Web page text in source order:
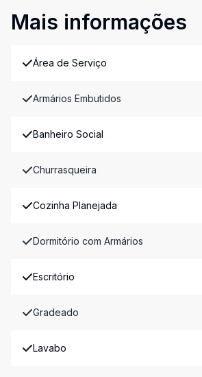
Mais informações
Área de Serviço
Armários Embutidos
Banheiro Social
Churrasqueira
Cozinha Planejada
Dormitório com Armários
Escritório
Gradeado
Lavabo